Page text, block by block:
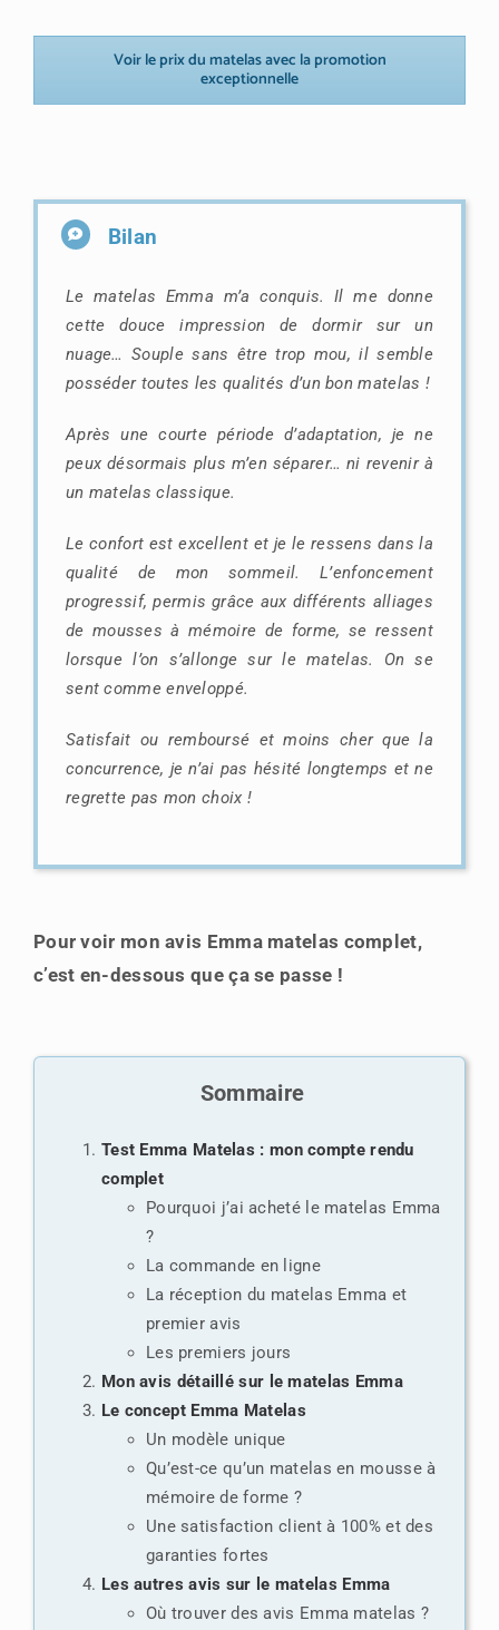
Voir le prix du matelas avec la promotion
exceptionnelle
Bilan
Le matelas Emma m’a conquis. Il me donne
cette douce impression de dormir sur un
nuage… Souple sans être trop mou, il semble
posséder toutes les qualités d’un bon matelas !
Après une courte période d’adaptation, je ne
peux désormais plus m’en séparer… ni revenir à
un matelas classique.
Le confort est excellent et je le ressens dans la
qualité de mon sommeil.L’enfoncement
progressif, permis grâce aux différents alliages
de mousses à mémoire de forme, se ressent
lorsque l’on s’allonge sur le matelas. On se
sent comme enveloppé.
Satisfait ou remboursé et moins cher que la
concurrence, je n’ai pas hésité longtemps et ne
regrette pas mon choix !
Pour voir mon avis Emma matelas complet,
c’est en-dessous que ça se passe !
Sommaire
Test Emma Matelas : mon compte rendu
complet
Pourquoi j’ai acheté le matelas Emma
?
La commande en ligne
La réception du matelas Emma et
premier avis
Les premiers jours
Mon avis détaillé sur le matelas Emma
Le concept Emma Matelas
Un modèle unique
Qu’est-ce qu’un matelas en mousse à
mémoire de forme ?
Une satisfaction client à 100% et des
garanties fortes
Les autres avis sur le matelas Emma
Où trouver des avis Emma matelas ?